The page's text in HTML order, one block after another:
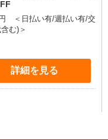
＜日払い有/週払い有/交
む)＞
詳細を見る
イサービス★残業なし♪
間